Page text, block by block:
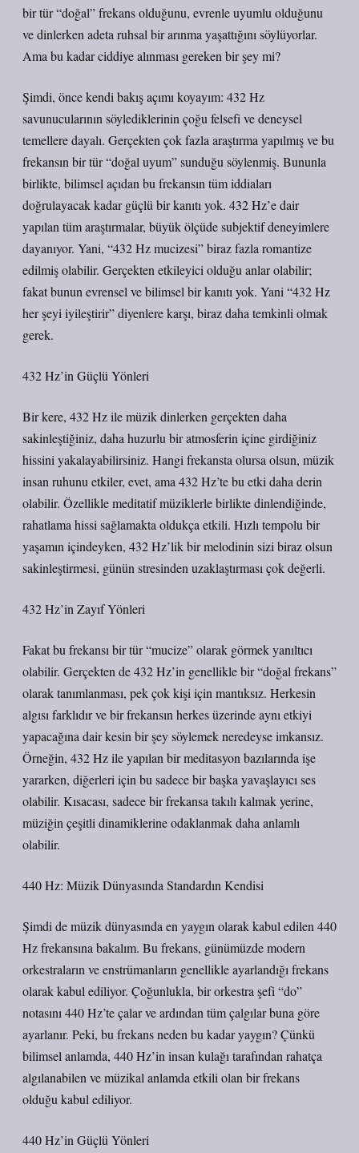
bir tür “doğal” frekans olduğunu, evrenle uyumlu olduğunu
ve dinlerken adeta ruhsal bir arınma yaşattığını söylüyorlar.
Ama bu kadar ciddiye alınması gereken bir şey mi?
Şimdi, önce kendi bakış açımı koyayım: 432 Hz
savunucularının söylediklerinin çoğu felsefi ve deneysel
temellere dayalı. Gerçekten çok fazla araştırma yapılmış ve bu
frekansın bir tür “doğal uyum” sunduğu söylenmiş. Bununla
birlikte, bilimsel açıdan bu frekansın tüm iddiaları
doğrulayacak kadar güçlü bir kanıtı yok. 432 Hz’e dair
yapılan tüm araştırmalar, büyük ölçüde subjektif deneyimlere
dayanıyor. Yani, “432 Hz mucizesi” biraz fazla romantize
edilmiş olabilir. Gerçekten etkileyici olduğu anlar olabilir;
fakat bunun evrensel ve bilimsel bir kanıtı yok. Yani “432 Hz
her şeyi iyileştirir” diyenlere karşı, biraz daha temkinli olmak
gerek.
432 Hz’in Güçlü Yönleri
Bir kere, 432 Hz ile müzik dinlerken gerçekten daha
sakinleştiğiniz, daha huzurlu bir atmosferin içine girdiğiniz
hissini yakalayabilirsiniz. Hangi frekansta olursa olsun, müzik
insan ruhunu etkiler, evet, ama 432 Hz’te bu etki daha derin
olabilir. Özellikle meditatif müziklerle birlikte dinlendiğinde,
rahatlama hissi sağlamakta oldukça etkili. Hızlı tempolu bir
yaşamın içindeyken, 432 Hz’lik bir melodinin sizi biraz olsun
sakinleştirmesi, günün stresinden uzaklaştırması çok değerli.
432 Hz’in Zayıf Yönleri
Fakat bu frekansı bir tür “mucize” olarak görmek yanıltıcı
olabilir. Gerçekten de 432 Hz’in genellikle bir “doğal frekans”
olarak tanımlanması, pek çok kişi için mantıksız. Herkesin
algısı farklıdır ve bir frekansın herkes üzerinde aynı etkiyi
yapacağına dair kesin bir şey söylemek neredeyse imkansız.
Örneğin, 432 Hz ile yapılan bir meditasyon bazılarında işe
yararken, diğerleri için bu sadece bir başka yavaşlayıcı ses
olabilir. Kısacası, sadece bir frekansa takılı kalmak yerine,
müziğin çeşitli dinamiklerine odaklanmak daha anlamlı
olabilir.
440 Hz: Müzik Dünyasında Standardın Kendisi
Şimdi de müzik dünyasında en yaygın olarak kabul edilen 440
Hz frekansına bakalım. Bu frekans, günümüzde modern
orkestraların ve enstrümanların genellikle ayarlandığı frekans
olarak kabul ediliyor. Çoğunlukla, bir orkestra şefi “do”
notasını 440 Hz’te çalar ve ardından tüm çalgılar buna göre
ayarlanır. Peki, bu frekans neden bu kadar yaygın? Çünkü
bilimsel anlamda, 440 Hz’in insan kulağı tarafından rahatça
algılanabilen ve müzikal anlamda etkili olan bir frekans
olduğu kabul ediliyor.
440 Hz’in Güçlü Yönleri